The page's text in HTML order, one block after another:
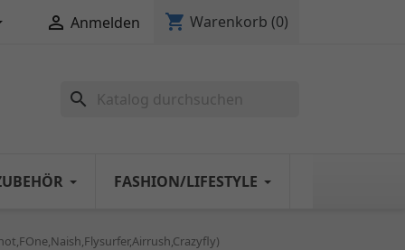
 Anmelden shopping_cart Warenkorb (0)
search
FASHION/LIFESTYLE